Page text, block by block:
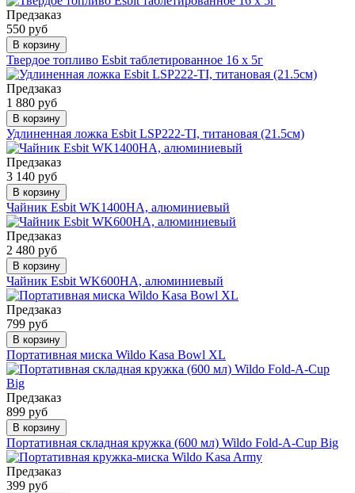
Предзаказ
550 руб
В корзину
Твердое топливо Esbit таблетированное 16 x 5г
Предзаказ
1 880 руб
В корзину
Удлиненная ложка Esbit LSP222-TI, титановая (21.5cм)
Предзаказ
3 140 руб
В корзину
Чайник Esbit WK1400HA, алюминиевый
Предзаказ
2 480 руб
В корзину
Чайник Esbit WK600HA, алюминиевый
Предзаказ
799 руб
В корзину
Портативная миска Wildo Kasa Bowl XL
Предзаказ
899 руб
В корзину
Портативная складная кружка (600 мл) Wildo Fold-A-Cup Big
Предзаказ
399 руб